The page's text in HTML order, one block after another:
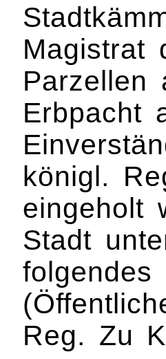
Magistrat
Parzellen
Erbpacht
königl.
eingeholt
Stadt
folgendes
Reg. Zu